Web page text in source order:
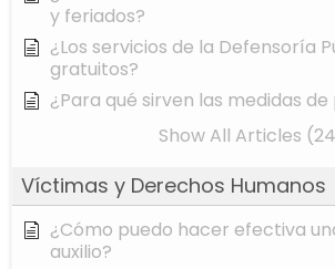
y feriados?
¿Los servicios de la Defensoría
gratuitos?
¿Para qué sirven las medidas
Show All Articles
Víctimas y Derechos Humanos
¿Cómo puedo hacer efectiva
auxilio?